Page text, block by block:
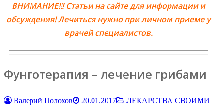
ВНИМАНИЕ!!! Статьи на сайте для информации и
обсуждения! Лечиться нужно при личном приеме у
врачей специалистов.
Фунготерапия – лечение грибами
Валерий Полохов 20.01.2017
ЛЕКАРСТВА СВОИМИ